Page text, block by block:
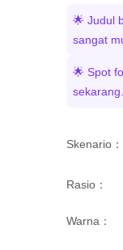
🌟 Judul
sangat
🌟 Spot
sekarang.
Skenario：
Rasio：
Warna：